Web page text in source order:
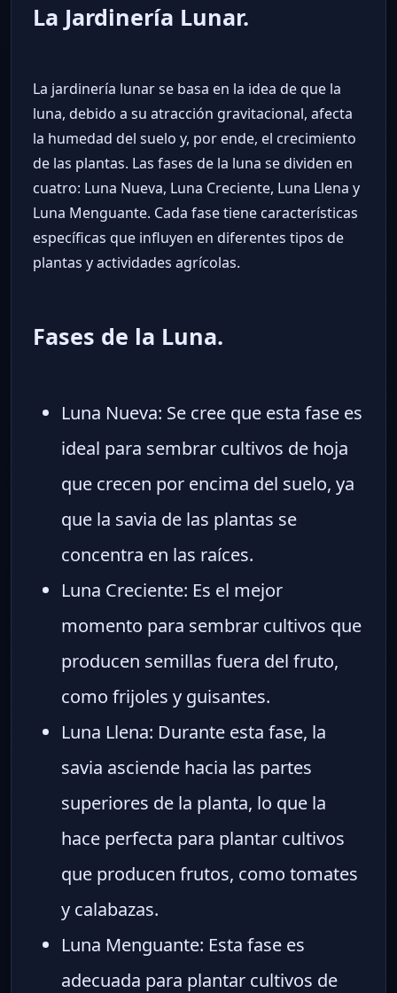
La Jardinería Lunar.
La jardinería lunar se basa en la idea de que la
luna, debido a su atracción gravitacional, afecta
la humedad del suelo y, por ende, el crecimiento
de las plantas. Las fases de la luna se dividen en
cuatro: Luna Nueva, Luna Creciente, Luna Llena y
Luna Menguante. Cada fase tiene características
específicas que influyen en diferentes tipos de
plantas y actividades agrícolas.
Fases de la Luna.
Luna Nueva: Se cree que esta fase es
ideal para sembrar cultivos de hoja
que crecen por encima del suelo, ya
que la savia de las plantas se
concentra en las raíces.
Luna Creciente: Es el mejor
momento para sembrar cultivos que
producen semillas fuera del fruto,
como frijoles y guisantes.
Luna Llena: Durante esta fase, la
savia asciende hacia las partes
superiores de la planta, lo que la
hace perfecta para plantar cultivos
que producen frutos, como tomates
y calabazas.
Luna Menguante: Esta fase es
adecuada para plantar cultivos de